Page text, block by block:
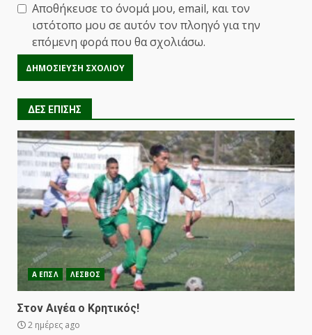
Αποθήκευσε το όνομά μου, email, και τον
ιστότοπο μου σε αυτόν τον πλοηγό για την
επόμενη φορά που θα σχολιάσω.
ΔΕΣ ΕΠΙΣΗΣ
Α ΕΠΣΛ ΛΕΣΒΟΣ
Στον Αιγέα ο Κρητικός!
2 ημέρες ago